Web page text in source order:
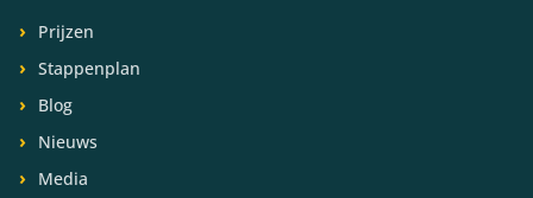
Prijzen
Stappenplan
Blog
Nieuws
Media